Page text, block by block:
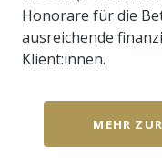
Honorare für die
ausreichende
Klient:innen.
MEHR